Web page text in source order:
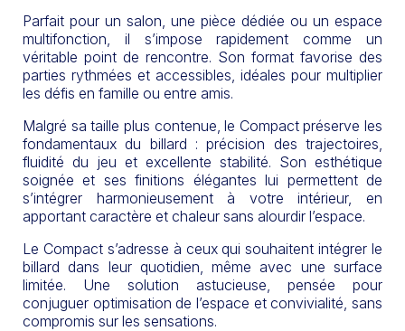
Parfait pour un salon, une pièce dédiée ou un espace
multifonction, il s’impose rapidement comme un
véritable point de rencontre. Son format favorise des
parties rythmées et accessibles, idéales pour multiplier
les défis en famille ou entre amis.
Malgré sa taille plus contenue, le Compact préserve les
fondamentaux du billard : précision des trajectoires,
fluidité du jeu et excellente stabilité. Son esthétique
soignée et ses finitions élégantes lui permettent de
s’intégrer harmonieusement à votre intérieur, en
apportant caractère et chaleur sans alourdir l’espace.
Le Compact s’adresse à ceux qui souhaitent intégrer le
billard dans leur quotidien, même avec une surface
limitée. Une solution astucieuse, pensée pour
conjuguer optimisation de l’espace et convivialité, sans
compromis sur les sensations.